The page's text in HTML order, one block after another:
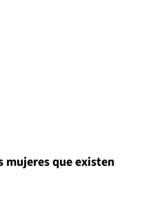
mujeres que existen